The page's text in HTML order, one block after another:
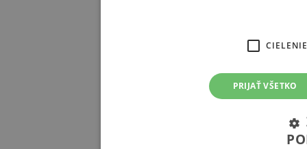
CIELENIE
PRIJAŤ VŠETKO